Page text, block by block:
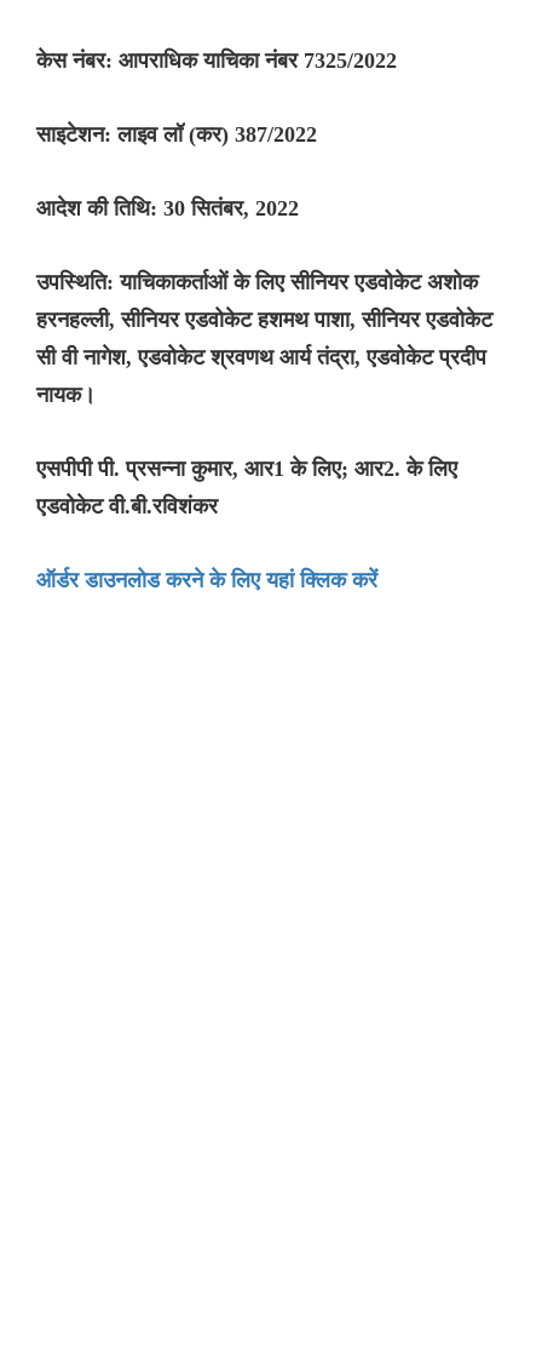
केस नंबर: आपराधिक याचिका नंबर 7325/2022
साइटेशन: लाइव लॉ (कर) 387/2022
आदेश की तिथि: 30 सितंबर, 2022
उपस्थिति: याचिकाकर्ताओं के लिए सीनियर एडवोकेट अशोक
हरनहल्ली, सीनियर एडवोकेट हशमथ पाशा, सीनियर एडवोकेट
सी वी नागेश, एडवोकेट श्रवणथ आर्य तंद्रा, एडवोकेट प्रदीप
नायक।
एसपीपी पी. प्रसन्ना कुमार, आर1 के लिए; आर2. के लिए
एडवोकेट वी.बी.रविशंकर
ऑर्डर डाउनलोड करने के लिए यहां क्लिक करें